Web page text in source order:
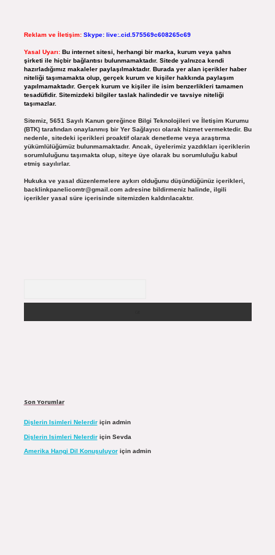
Reklam ve İletişim: Skype: live:.cid.575569c608265c69
Yasal Uyarı: Bu internet sitesi, herhangi bir marka, kurum veya şahıs
şirketi ile hiçbir bağlantısı bulunmamaktadır. Sitede yalnızca kendi
hazırladığımız makaleler paylaşılmaktadır. Burada yer alan içerikler haber
niteliği taşımamakta olup, gerçek kurum ve kişiler hakkında paylaşım
yapılmamaktadır. Gerçek kurum ve kişiler ile isim benzerlikleri tamamen
tesadüfidir. Sitemizdeki bilgiler taslak halindedir ve tavsiye niteliği
taşımazlar.
Sitemiz, 5651 Sayılı Kanun gereğince Bilgi Teknolojileri ve İletişim Kurumu
(BTK) tarafından onaylanmış bir Yer Sağlayıcı olarak hizmet vermektedir. Bu
nedenle, sitedeki içerikleri proaktif olarak denetleme veya araştırma
yükümlülüğümüz bulunmamaktadır. Ancak, üyelerimiz yazdıkları içeriklerin
sorumluluğunu taşımakta olup, siteye üye olarak bu sorumluluğu kabul
etmiş sayılırlar.
Hukuka ve yasal düzenlemelere aykırı olduğunu düşündüğünüz içerikleri,
backlinkpanelicomtr@gmail.comadresine bildirmeniz halinde, ilgili
içerikler yasal süre içerisinde sitemizden kaldırılacaktır.
Son Yorumlar
Dişlerin Isimleri Nelerdiriçin admin
Dişlerin Isimleri Nelerdiriçin Sevda
Amerika Hangi Dil Konuşuluyoriçin admin